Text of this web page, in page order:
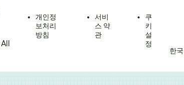
All
개인정
보처리
방침
서비
스 약
관
쿠
키
설
정
한